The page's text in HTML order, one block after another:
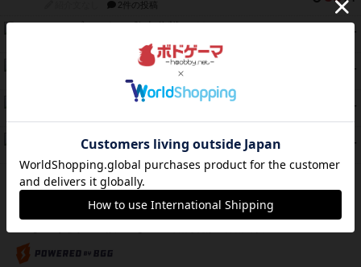
2件の投稿
PT
1件の投稿
PT
1件の投稿
PT
ザ・フラッフィー・ライト
PT
ふたつの城の物語
※Apple、Apple のロゴ は、米国および他の国々で登録されたApple Inc.の商標です。
※App Store は、Apple Inc.のサービスマークです。
※Android は、グーグル インコーポレイテッドの商標または登録商標です。